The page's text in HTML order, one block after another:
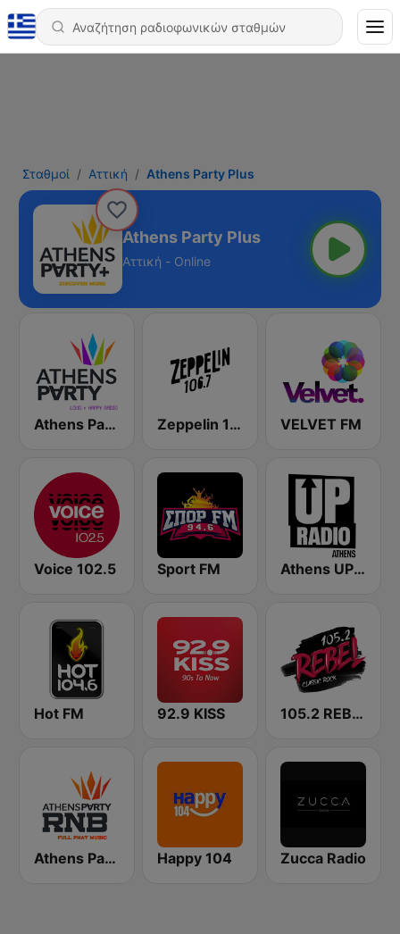
Σταθμοί Αττική Athens Party Plus
Athens Party Plus
Αττική - Online
Athens Party - Αθήναι Zeppelin 106.7 FM VELVET FM
Voice 102.5 Sport FM Athens UP Radio
Hot FM 92.9 KISS 105.2 REBEL
Athens Party RnB Happy 104 Zucca Radio